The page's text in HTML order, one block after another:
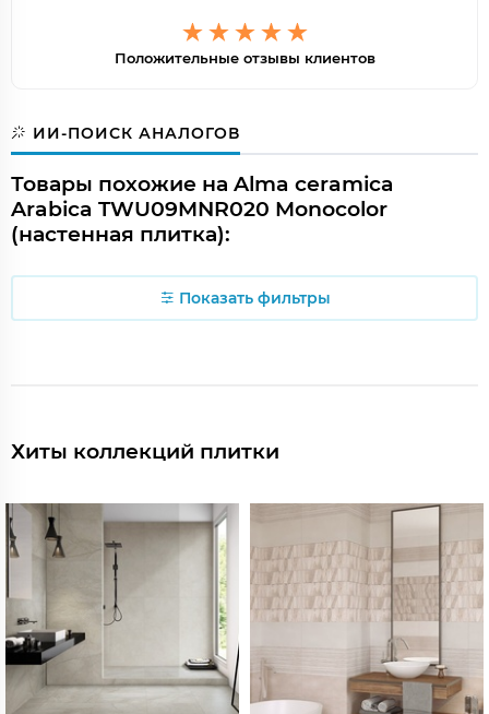
Положительные отзывы клиентов
ИИ-ПОИСК АНАЛОГОВ
Товары похожие на Alma ceramica
Arabica TWU09MNR020 Monocolor
(настенная плитка):
Показать фильтры
Хиты коллекций плитки